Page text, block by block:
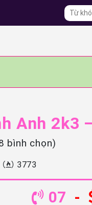
Anh 2k3
bình chọn)
3773
07 -